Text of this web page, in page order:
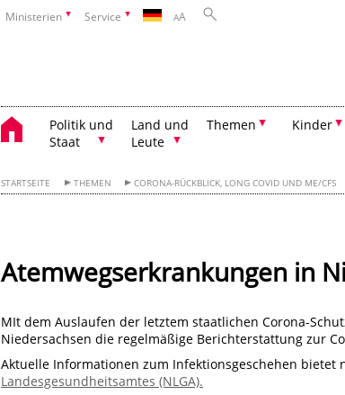
Ministerien Service AA
Politik und
Staat
Land und
Leute
Themen Kinder
STARTSEITE THEMEN CORONA-RÜCKBLICK, LONG COVID UND ME/CFS
Atemwegserkrankungen in
MIt dem Auslaufen der letztem staatlichen Corona-
Niedersachsen die regelmäßige Berichterstattung zur
Aktuelle Informationen zum Infektionsgeschehen bietet
Landesgesundheitsamtes (NLGA).